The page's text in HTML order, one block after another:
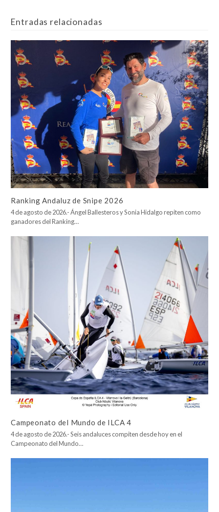
Entradas relacionadas
Ranking Andaluz de Snipe 2026
4 de agosto de 2026.- Ángel Ballesteros y Sonia Hidalgo repiten como
ganadores del Ranking…
Campeonato del Mundo de ILCA 4
4 de agosto de 2026.- Seis andaluces compiten desde hoy en el
Campeonato del Mundo…